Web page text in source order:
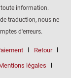
information.
traduction, nous ne
d'erreurs.
Retour
légales